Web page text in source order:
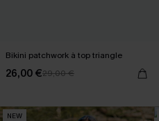
Bikini patchwork à top triangle
26,00 €29,00 €
NEW